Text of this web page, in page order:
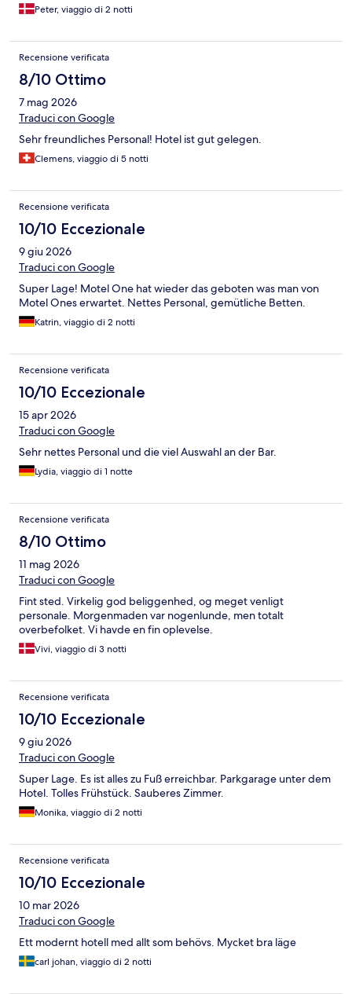
Peter, viaggio di 2 notti
Recensione verificata
8/10 Ottimo
7 mag 2026
Traduci con Google
Sehr freundliches Personal! Hotel ist gut gelegen.
Clemens, viaggio di 5 notti
Recensione verificata
10/10 Eccezionale
9 giu 2026
Traduci con Google
Super Lage! Motel One hat wieder das geboten was man von
Motel Ones erwartet. Nettes Personal, gemütliche Betten.
Katrin, viaggio di 2 notti
Recensione verificata
10/10 Eccezionale
15 apr 2026
Traduci con Google
Sehr nettes Personal und die viel Auswahl an der Bar.
Lydia, viaggio di 1 notte
Recensione verificata
8/10 Ottimo
11 mag 2026
Traduci con Google
Fint sted. Virkelig god beliggenhed, og meget venligt
personale. Morgenmaden var nogenlunde, men totalt
overbefolket. Vi havde en fin oplevelse.
Vivi, viaggio di 3 notti
Recensione verificata
10/10 Eccezionale
9 giu 2026
Traduci con Google
Super Lage. Es ist alles zu Fuß erreichbar. Parkgarage unter dem
Hotel. Tolles Frühstück. Sauberes Zimmer.
Monika, viaggio di 2 notti
Recensione verificata
10/10 Eccezionale
10 mar 2026
Traduci con Google
Ett modernt hotell med allt som behövs. Mycket bra läge
carl johan, viaggio di 2 notti